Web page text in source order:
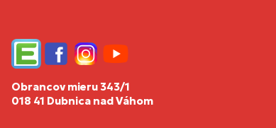
EdupageFacebookInstagramYouTube
Obrancov mieru 343/1
018 41 Dubnica nad Váhom